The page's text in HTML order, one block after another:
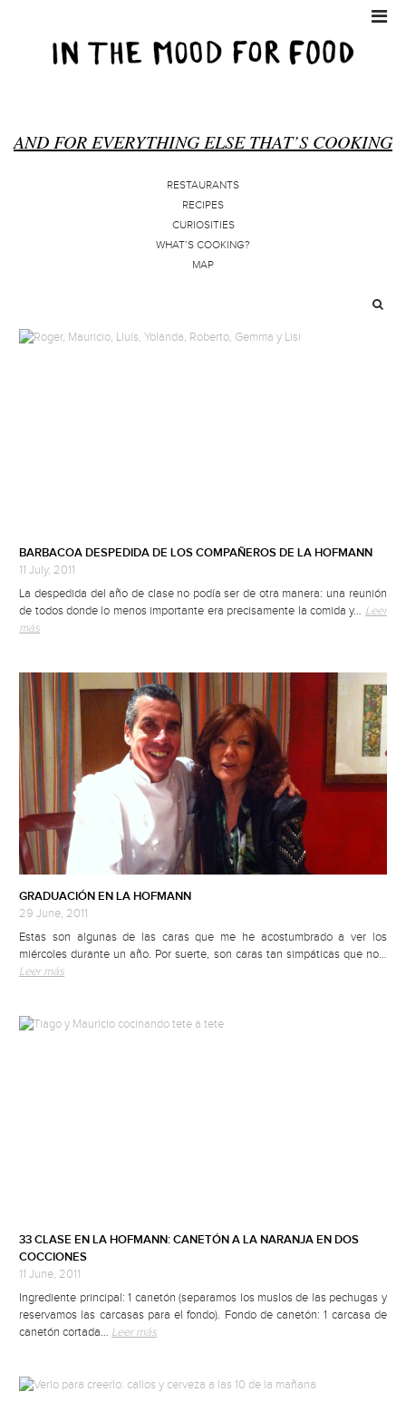
AND FOR EVERYTHING ELSE THAT’S COOKING
RESTAURANTS
RECIPES
CURIOSITIES
WHAT’S COOKING?
MAP
BARBACOA DESPEDIDA DE LOS COMPAÑEROS DE LA HOFMANN
11 July, 2011
La despedida del año de clase no podía ser de otra manera: una reunión
de todos donde lo menos importante era precisamente la comida y… Leer
más
GRADUACIÓN EN LA HOFMANN
29 June, 2011
Estas son algunas de las caras que me he acostumbrado a ver los
miércoles durante un año. Por suerte, son caras tan simpáticas que no…
Leer más
33 CLASE EN LA HOFMANN: CANETÓN A LA NARANJA EN DOS
COCCIONES
11 June, 2011
Ingrediente principal: 1 canetón (separamos los muslos de las pechugas y
reservamos las carcasas para el fondo). Fondo de canetón: 1 carcasa de
canetón cortada… Leer más